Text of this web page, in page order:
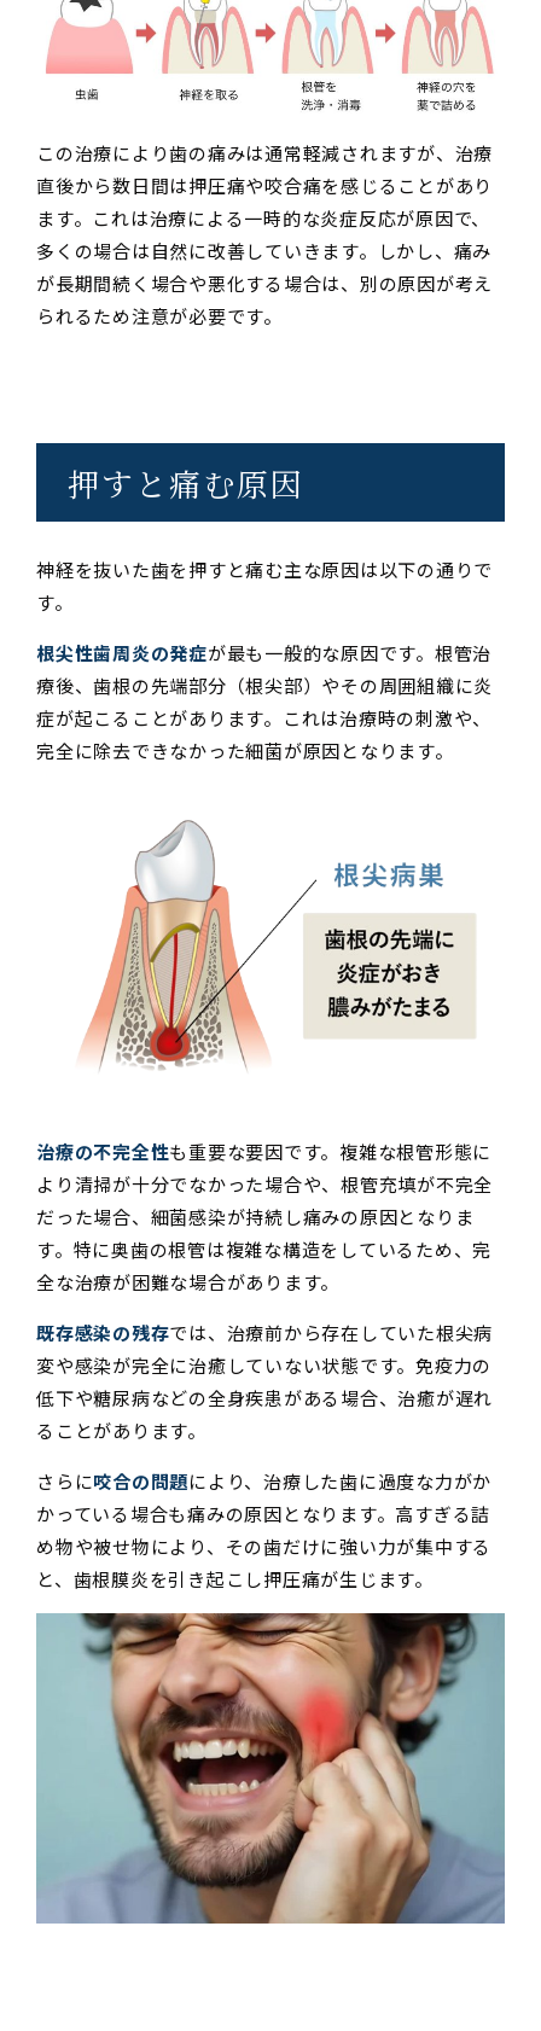
この治療により歯の痛みは通常軽減されますが、治療
直後から数日間は押圧痛や咬合痛を感じることがあり
ます。これは治療による一時的な炎症反応が原因で、
多くの場合は自然に改善していきます。しかし、痛み
が長期間続く場合や悪化する場合は、別の原因が考え
られるため注意が必要です。
押すと痛む原因
神経を抜いた歯を押すと痛む主な原因は以下の通りで
す。
根尖性歯周炎の発症が最も一般的な原因です。根管治
療後、歯根の先端部分（根尖部）やその周囲組織に炎
症が起こることがあります。これは治療時の刺激や、
完全に除去できなかった細菌が原因となります。
治療の不完全性も重要な要因です。複雑な根管形態に
より清掃が十分でなかった場合や、根管充填が不完全
だった場合、細菌感染が持続し痛みの原因となりま
す。特に奥歯の根管は複雑な構造をしているため、完
全な治療が困難な場合があります。
既存感染の残存では、治療前から存在していた根尖病
変や感染が完全に治癒していない状態です。免疫力の
低下や糖尿病などの全身疾患がある場合、治癒が遅れ
ることがあります。
さらに咬合の問題により、治療した歯に過度な力がか
かっている場合も痛みの原因となります。高すぎる詰
め物や被せ物により、その歯だけに強い力が集中する
と、歯根膜炎を引き起こし押圧痛が生じます。